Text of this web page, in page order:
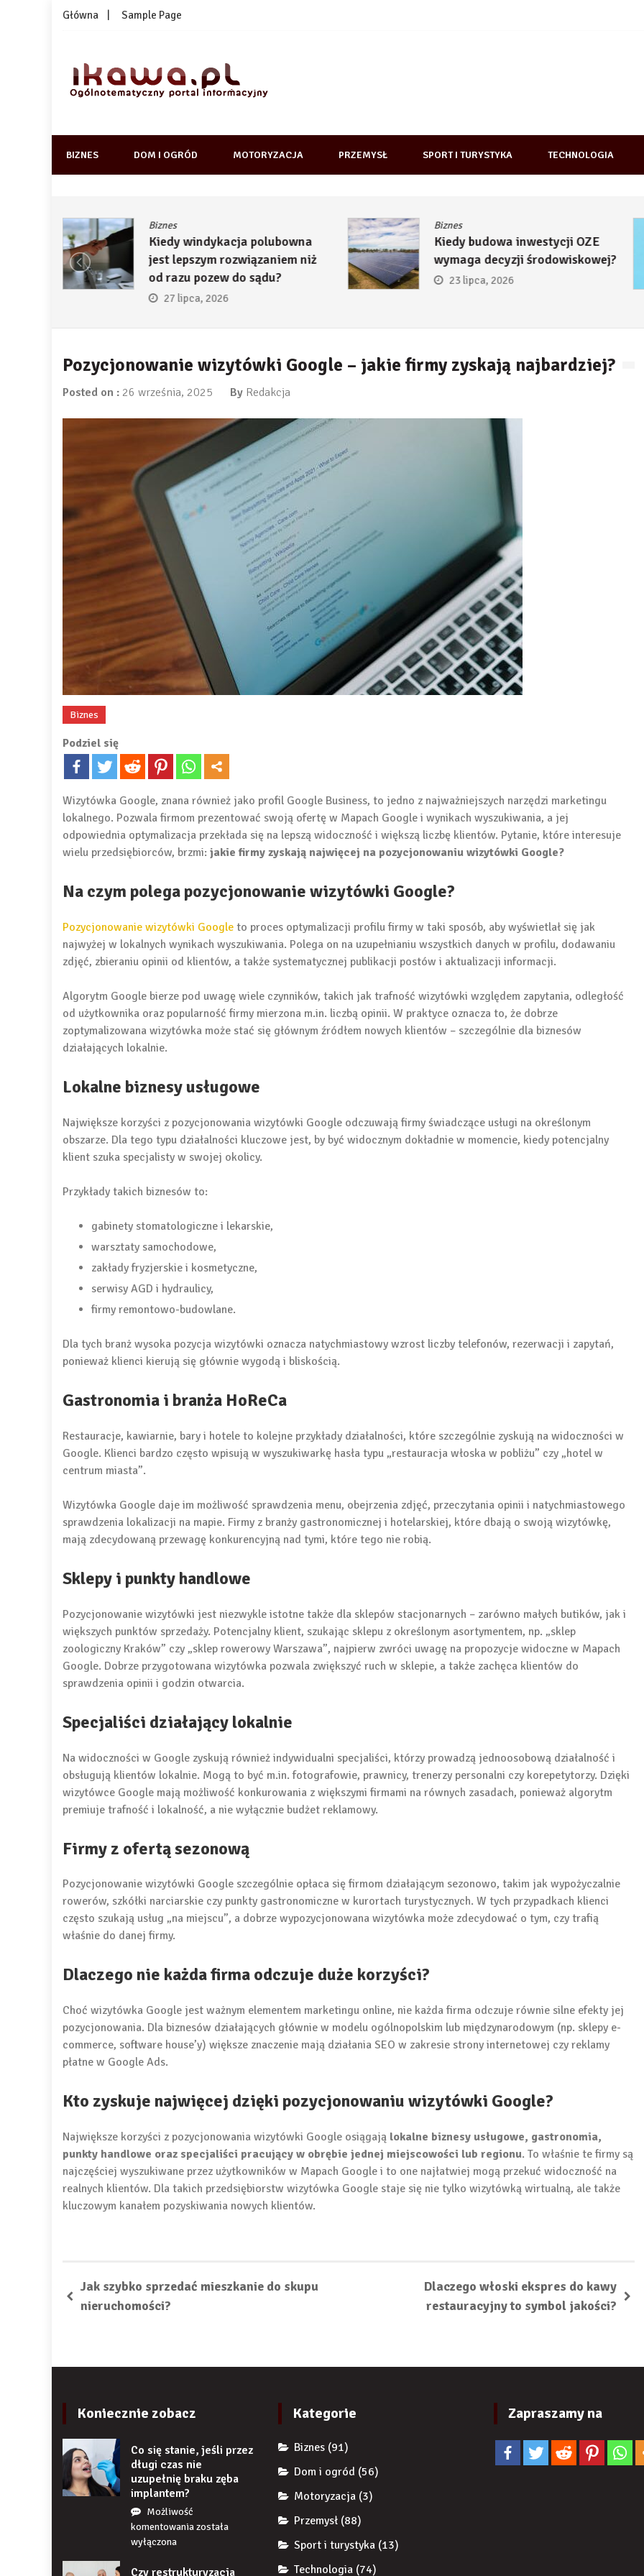
Skip
Główna Sample Page
1kawa.pl
BIZNES DOM I OGRÓD MOTORYZACJA PRZEMYSŁ SPORT I TURYSTYKA TECHNOLOGIA
Biznes
Kiedy windykacja polubowna
jest lepszym rozwiązaniem niż
od razu pozew do sądu?
27 lipca, 2026
Biznes
Kiedy budowa inwestycji OZE
wymaga decyzji środowiskowej?
23 lipca, 2026
Pozycjonowanie wizytówki Google – jakie firmy zyskają najbardziej?
Posted on : 26 września, 2025 By Redakcja
Biznes
Podziel się
Wizytówka Google, znana również jako profil Google Business, to jedno z najważniejszych narzędzi marketingu
lokalnego. Pozwala firmom prezentować swoją ofertę w Mapach Google i wynikach wyszukiwania, a jej
odpowiednia optymalizacja przekłada się na lepszą widoczność i większą liczbę klientów. Pytanie, które interesuje
wielu przedsiębiorców, brzmi: jakie firmy zyskają najwięcej na pozycjonowaniu wizytówki Google?
Na czym polega pozycjonowanie wizytówki Google?
Pozycjonowanie wizytówki Google to proces optymalizacji profilu firmy w taki sposób, aby wyświetlał się jak
najwyżej w lokalnych wynikach wyszukiwania. Polega on na uzupełnianiu wszystkich danych w profilu, dodawaniu
zdjęć, zbieraniu opinii od klientów, a także systematycznej publikacji postów i aktualizacji informacji.
Algorytm Google bierze pod uwagę wiele czynników, takich jak trafność wizytówki względem zapytania, odległość
od użytkownika oraz popularność firmy mierzona m.in. liczbą opinii. W praktyce oznacza to, że dobrze
zoptymalizowana wizytówka może stać się głównym źródłem nowych klientów – szczególnie dla biznesów
działających lokalnie.
Lokalne biznesy usługowe
Największe korzyści z pozycjonowania wizytówki Google odczuwają firmy świadczące usługi na określonym
obszarze. Dla tego typu działalności kluczowe jest, by być widocznym dokładnie w momencie, kiedy potencjalny
klient szuka specjalisty w swojej okolicy.
Przykłady takich biznesów to:
gabinety stomatologiczne i lekarskie,
warsztaty samochodowe,
zakłady fryzjerskie i kosmetyczne,
serwisy AGD i hydraulicy,
firmy remontowo-budowlane.
Dla tych branż wysoka pozycja wizytówki oznacza natychmiastowy wzrost liczby telefonów, rezerwacji i zapytań,
ponieważ klienci kierują się głównie wygodą i bliskością.
Gastronomia i branża HoReCa
Restauracje, kawiarnie, bary i hotele to kolejne przykłady działalności, które szczególnie zyskują na widoczności w
Google. Klienci bardzo często wpisują w wyszukiwarkę hasła typu „restauracja włoska w pobliżu” czy „hotel w
centrum miasta”.
Wizytówka Google daje im możliwość sprawdzenia menu, obejrzenia zdjęć, przeczytania opinii i natychmiastowego
sprawdzenia lokalizacji na mapie. Firmy z branży gastronomicznej i hotelarskiej, które dbają o swoją wizytówkę,
mają zdecydowaną przewagę konkurencyjną nad tymi, które tego nie robią.
Sklepy i punkty handlowe
Pozycjonowanie wizytówki jest niezwykle istotne także dla sklepów stacjonarnych – zarówno małych butików, jak i
większych punktów sprzedaży. Potencjalny klient, szukając sklepu z określonym asortymentem, np. „sklep
zoologiczny Kraków” czy „sklep rowerowy Warszawa”, najpierw zwróci uwagę na propozycje widoczne w Mapach
Google. Dobrze przygotowana wizytówka pozwala zwiększyć ruch w sklepie, a także zachęca klientów do
sprawdzenia opinii i godzin otwarcia.
Specjaliści działający lokalnie
Na widoczności w Google zyskują również indywidualni specjaliści, którzy prowadzą jednoosobową działalność i
obsługują klientów lokalnie. Mogą to być m.in. fotografowie, prawnicy, trenerzy personalni czy korepetytorzy. Dzięki
wizytówce Google mają możliwość konkurowania z większymi firmami na równych zasadach, ponieważ algorytm
premiuje trafność i lokalność, a nie wyłącznie budżet reklamowy.
Firmy z ofertą sezonową
Pozycjonowanie wizytówki Google szczególnie opłaca się firmom działającym sezonowo, takim jak wypożyczalnie
rowerów, szkółki narciarskie czy punkty gastronomiczne w kurortach turystycznych. W tych przypadkach klienci
często szukają usług „na miejscu”, a dobrze wypozycjonowana wizytówka może zdecydować o tym, czy trafią
właśnie do danej firmy.
Dlaczego nie każda firma odczuje duże korzyści?
Choć wizytówka Google jest ważnym elementem marketingu online, nie każda firma odczuje równie silne efekty jej
pozycjonowania. Dla biznesów działających głównie w modelu ogólnopolskim lub międzynarodowym (np. sklepy e-
commerce, software house’y) większe znaczenie mają działania SEO w zakresie strony internetowej czy reklamy
płatne w Google Ads.
Kto zyskuje najwięcej dzięki pozycjonowaniu wizytówki Google?
Największe korzyści z pozycjonowania wizytówki Google osiągają lokalne biznesy usługowe, gastronomia,
punkty handlowe oraz specjaliści pracujący w obrębie jednej miejscowości lub regionu. To właśnie te firmy są
najczęściej wyszukiwane przez użytkowników w Mapach Google i to one najłatwiej mogą przekuć widoczność na
realnych klientów. Dla takich przedsiębiorstw wizytówka Google staje się nie tylko wizytówką wirtualną, ale także
kluczowym kanałem pozyskiwania nowych klientów.
Jak szybko sprzedać mieszkanie do skupu
nieruchomości?
Dlaczego włoski ekspres do kawy
restauracyjny to symbol jakości?
Koniecznie zobacz
Co się stanie, jeśli przez
długi czas nie
uzupełnię braku zęba
implantem?
Możliwość
komentowaniaCo
jeśli
została
wyłączona
Czy restrukturyzacja
Kategorie
Biznes (91)
Dom i ogród (56)
Motoryzacja (3)
Przemysł (88)
Sport i turystyka (13)
Technologia (74)
Zapraszamy na